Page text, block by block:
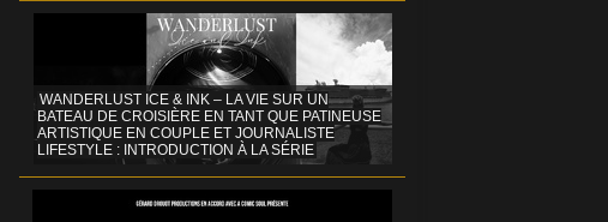
WANDERLUST ICE & INK – LA VIE SUR UN
BATEAU DE CROISIÈRE EN TANT QUE PATINEUSE
ARTISTIQUE EN COUPLE ET JOURNALISTE
LIFESTYLE : INTRODUCTION À LA SÉRIE